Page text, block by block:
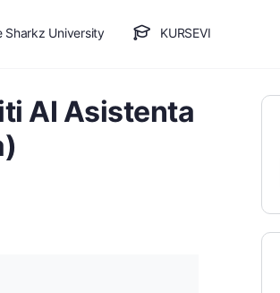
Sharkz University KURSEVI
AI Asistenta